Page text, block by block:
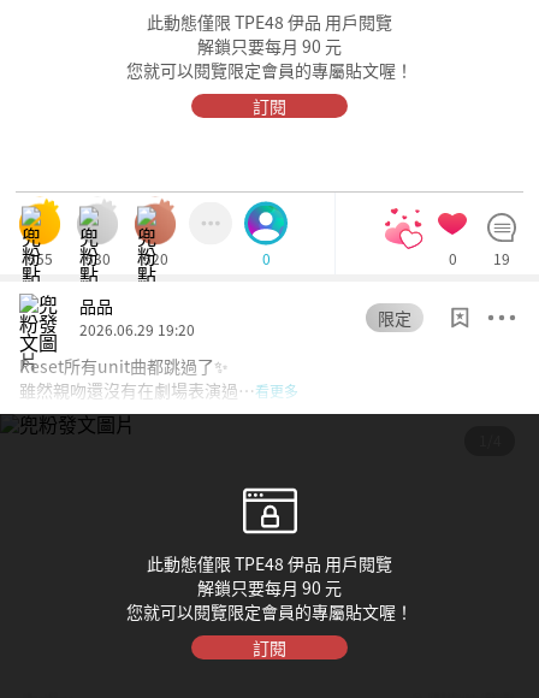
此動態僅限 TPE48 伊品 用戶閱覽
解鎖只要每月 90 元
您就可以閱覽限定會員的專屬貼文喔！
訂閱
555 530 520 0 0 19
品品
2026.06.29 19:20
限定
Reset所有unit曲都跳過了✨
雖然親吻還沒有在劇場表演過…看更多
此動態僅限 TPE48 伊品 用戶閱覽
解鎖只要每月 90 元
您就可以閱覽限定會員的專屬貼文喔！
訂閱